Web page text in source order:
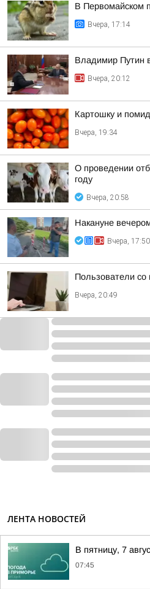
В Первомайском
Вчера, 17:14
Владимир Путин
Вчера, 20:12
Картошку и
Вчера, 19:34
О проведении
году
Вчера, 20:58
Накануне
Вчера, 17:50
Пользователи со
Вчера, 20:49
ЛЕНТА НОВОСТЕЙ
В пятницу, 7
07:45